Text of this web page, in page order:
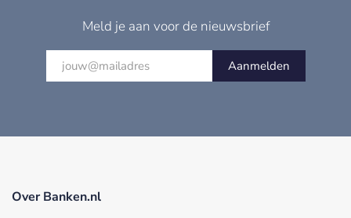
Meld je aan voor de nieuwsbrief
Aanmelden
Over Banken.nl